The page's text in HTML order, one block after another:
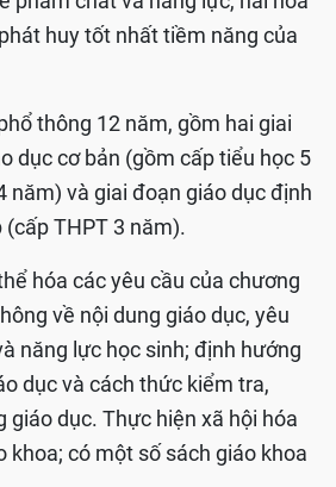
huy tốt nhất tiềm năng của
thông 12 năm, gồm hai giai
dục cơ bản (gồm cấp tiểu học 5
năm) và giai đoạn giáo dục định
THPT 3 năm).
hóa các yêu cầu của chương
về nội dung giáo dục, yêu
năng lực học sinh; định hướng
dục và cách thức kiểm tra,
giáo dục. Thực hiện xã hội hóa
khoa; có một số sách giáo khoa